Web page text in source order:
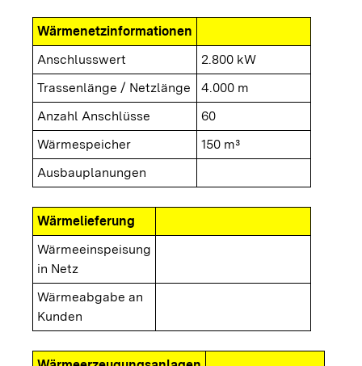
Wärmenetzinformationen
Anschlusswert
2.800 kW
Trassenlänge / Netzlänge
4.000 m
Anzahl Anschlüsse
60
Wärmespeicher
150 m³
Ausbauplanungen
Wärmelieferung
Wärmeeinspeisung
in Netz
Wärmeabgabe an
Kunden